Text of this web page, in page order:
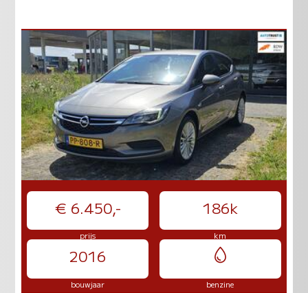
€ 6.450,- 186k
prijs km
2016
bouwjaar benzine